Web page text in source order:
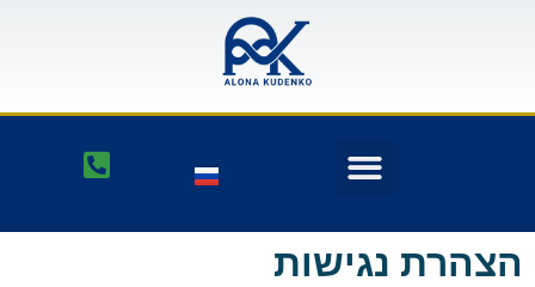
הצהרת נגישות